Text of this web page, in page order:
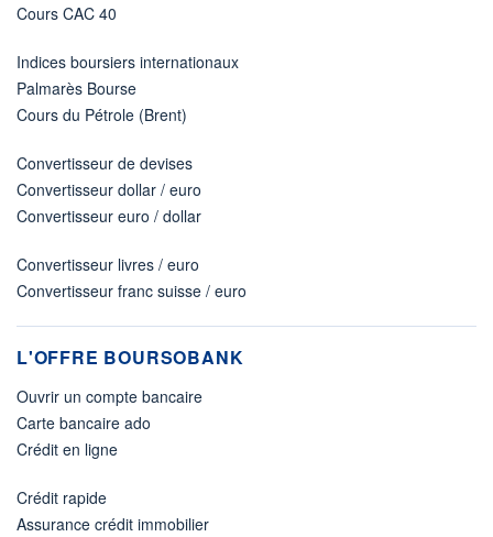
Cours CAC 40
Indices boursiers internationaux
Palmarès Bourse
Cours du Pétrole (Brent)
Convertisseur de devises
Convertisseur dollar / euro
Convertisseur euro / dollar
Convertisseur livres / euro
Convertisseur franc suisse / euro
L'OFFRE BOURSOBANK
Ouvrir un compte bancaire
Carte bancaire ado
Crédit en ligne
Crédit rapide
Assurance crédit immobilier